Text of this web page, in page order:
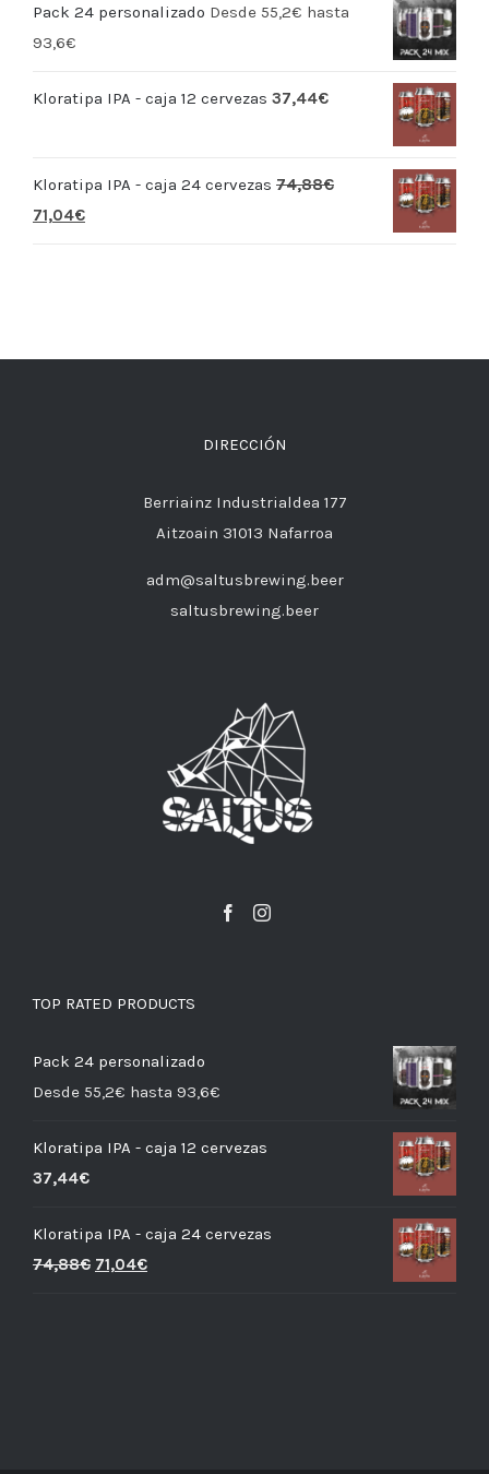
Pack 24 personalizado Desde 55,2€ hasta
93,6€
Kloratipa IPA - caja 12 cervezas 37,44€
Kloratipa IPA - caja 24 cervezas 74,88€
71,04€
DIRECCIÓN
Berriainz Industrialdea 177
Aitzoain 31013 Nafarroa
adm@saltusbrewing.beer
saltusbrewing.beer
TOP RATED PRODUCTS
Pack 24 personalizado
Desde 55,2€ hasta 93,6€
Kloratipa IPA - caja 12 cervezas
37,44€
Kloratipa IPA - caja 24 cervezas
74,88€ 71,04€